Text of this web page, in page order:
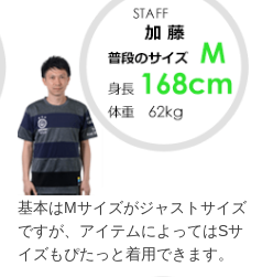
基本はMサイズがジャストサイズ
ですが、アイテムによってはSサ
イズもぴたっと着用できます。